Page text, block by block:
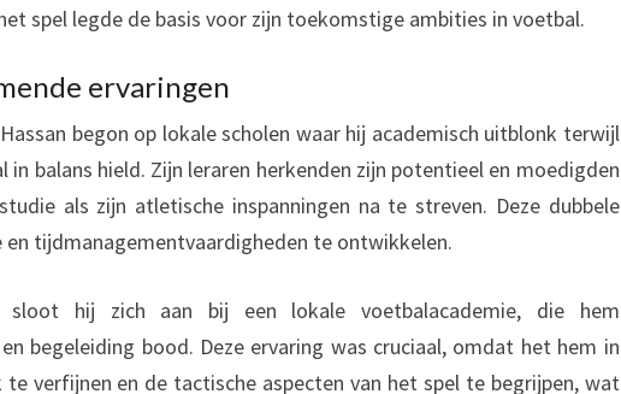
spel legde de basis voor zijn toekomstige ambities in voetbal.
ervaringen
begon op lokale scholen waar hij academisch uitblonk terwijl
in balans hield. Zijn leraren herkenden zijn potentieel en moedigden
als zijn atletische inspanningen na te streven. Deze dubbele
en tijdmanagementvaardigheden te ontwikkelen.
sloot hij zich aan bij een lokale voetbalacademie, die hem
begeleiding bood. Deze ervaring was cruciaal, omdat het hem in
verfijnen en de tactische aspecten van het spel te begrijpen, wat